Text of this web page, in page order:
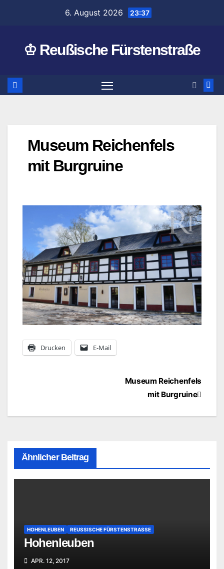
6. August 2026 23:37
♔ Reußische Fürstenstraße
Museum Reichenfels
mit Burgruine
Drucken E-Mail
BeitragsnavigationMuseum Reichenfels
mit Burgruine
Ähnlicher Beitrag
HOHENLEUBEN REUSSISCHE FÜRSTENSTRASSE
Hohenleuben
APR. 12, 2017